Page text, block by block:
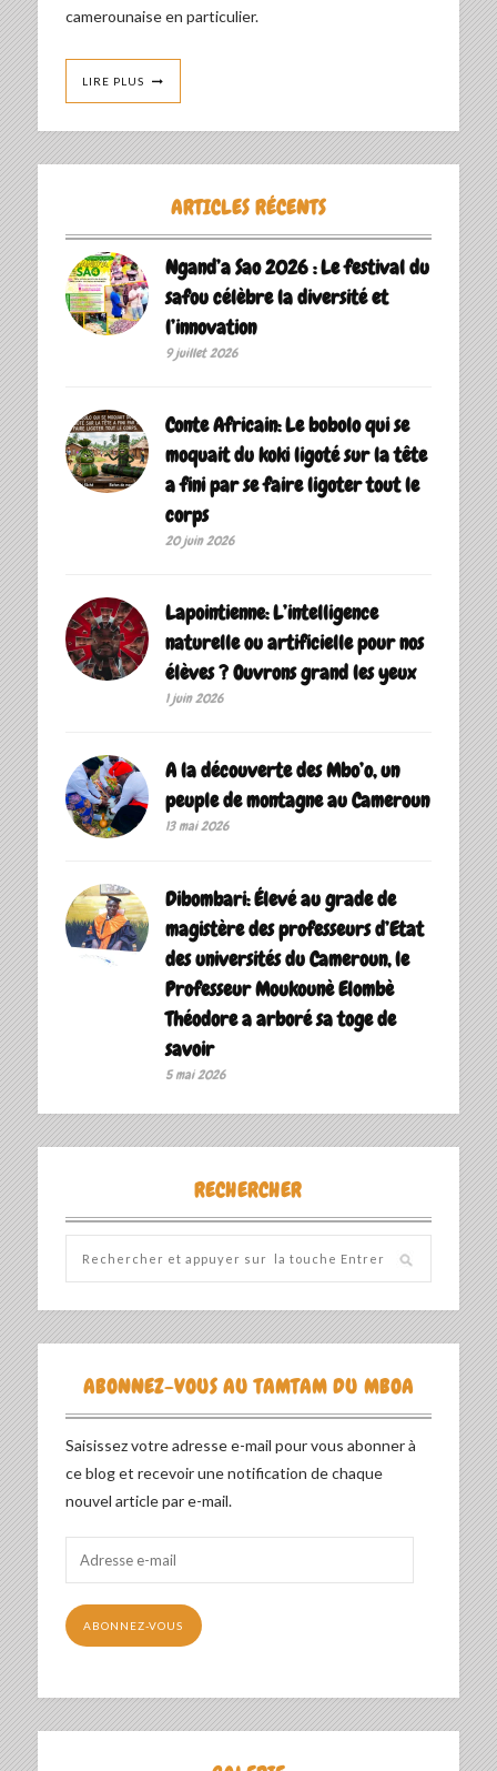
camerounaise en particulier.
LIRE PLUS
ARTICLES RÉCENTS
Ngand’a Sao 2026 : Le festival du
safou célèbre la diversité et
l’innovation
9 juillet 2026
Conte Africain: Le bobolo qui se
moquait du koki ligoté sur la tête
a fini par se faire ligoter tout le
corps
20 juin 2026
Lapointienne: L’intelligence
naturelle ou artificielle pour nos
élèves ? Ouvrons grand les yeux
1 juin 2026
A la découverte des Mbo’o, un
peuple de montagne au Cameroun
13 mai 2026
Dibombari: Élevé au grade de
magistère des professeurs d’Etat
des universités du Cameroun, le
Professeur Moukounè Elombè
Théodore a arboré sa toge de
savoir ‎
5 mai 2026
RECHERCHER
ABONNEZ-VOUS AU TAMTAM DU MBOA
Saisissez votre adresse e-mail pour vous abonner à
ce blog et recevoir une notification de chaque
nouvel article par e-mail.
mail
ABONNEZ-VOUS